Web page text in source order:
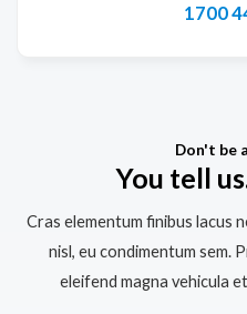
1700
Don't be
You tell
Cras elementum finibus lacus
nisl, eu condimentum sem.
eleifend magna vehicula